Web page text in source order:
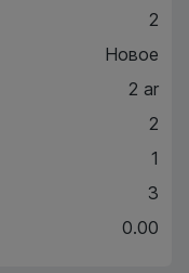
2
Новое
2 ar
2
1
3
0.00